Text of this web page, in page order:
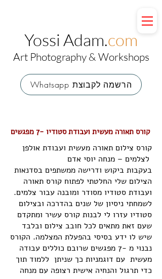
Art Photography & Workshops
Yossi Adam.com
Whatsapp הרשמה לקבוצת
קורס תאורה מעשית ועבודת סטודיו -7 מפגשים
קורס צילום תאורה מעשית ועבודת אולפן
בעקבות ביקוש ודרישה ממשתפים בסדנאות
הצילום שלי החלטתי לפתוח קורס תאורה
ועבודת סטודיו מסודר ומובנה עבור צלמים.
לשמחתי ניסיון של שנים בהדרכה ובצילום
סטודיו עזרו לי לבנות קורס עשיר ומתקדם
שעם זאת מתאים לכל חובב צילום ובלבד
שיש לו ידע בסיסי בהפעלת המצלמה. הקורס
נבנוי מ -7 מפגשים שרובם כוללים עבודה
מעשית עם דוגמניות כך שניתן ללמוד תוך
כדי תרגול והנחיה אישית רצופה עם מנחה